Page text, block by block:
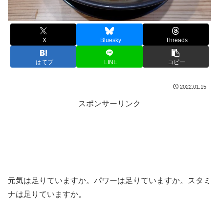
X Bluesky Threads
はてブ LINE コピー
2022.01.15
スポンサーリンク
元気は足りていますか。パワーは足りていますか。スタミ
ナは足りていますか。